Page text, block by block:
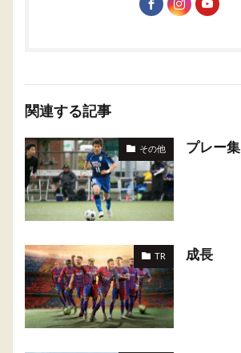
関連する記事
その他 プレー集
TR 成長